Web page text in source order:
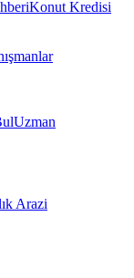
Konut Kredisi
Uzman
Arazi